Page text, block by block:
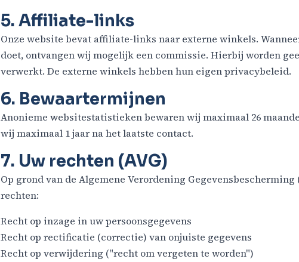
5. Affiliate-links
Onze website bevat affiliate-links naar externe winkels.
doet, ontvangen wij mogelijk een commissie. Hierbij worden
verwerkt. De externe winkels hebben hun eigen privacybeleid.
6. Bewaartermijnen
Anonieme websitestatistieken bewaren wij maximaal 26
wij maximaal 1 jaar na het laatste contact.
7. Uw rechten (AVG)
Op grond van de Algemene Verordening Gegevensbescherming
rechten:
Recht op inzage in uw persoonsgegevens
Recht op rectificatie (correctie) van onjuiste gegevens
Recht op verwijdering ("recht om vergeten te worden")